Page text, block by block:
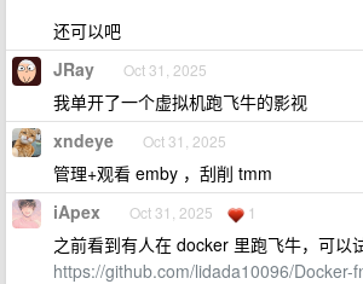
还可以吧
JRay Oct 31, 2025
我单开了一个虚拟机跑飞牛的影视
xndeye Oct 31, 2025
管理+观看 emby ，刮削 tmm
iApex Oct 31, 2025 1
之前看到有人在 docker 里跑飞牛，可以
https://github.com/lidada10096/Docker-